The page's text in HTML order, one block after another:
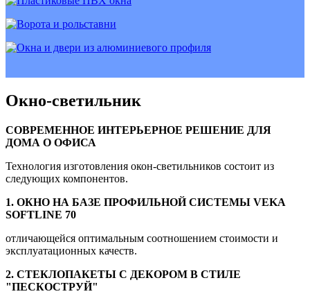
Окно-светильник
СОВРЕМЕННОЕ ИНТЕРЬЕРНОЕ РЕШЕНИЕ ДЛЯ
ДОМА О ОФИСА
Технология изготовления окон-светильников состоит из
следующих компонентов.
1. ОКНО НА БАЗЕ ПРОФИЛЬНОЙ СИСТЕМЫ VEKA
SOFTLINE 70
отличающейся оптимальным соотношением стоимости и
эксплуатационных качеств.
2. СТЕКЛОПАКЕТЫ С ДЕКОРОМ В СТИЛЕ
"ПЕСКОСТРУЙ"